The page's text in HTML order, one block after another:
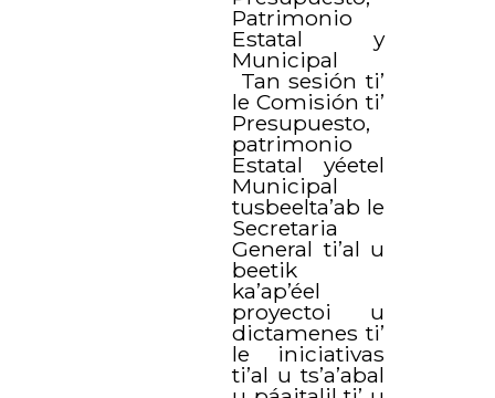
Patrimonio
Estatal y
Municipal
Tan sesión ti’
le Comisión ti’
Presupuesto,
patrimonio
Estatal yéetel
Municipal
tusbeelta’ab le
Secretaria
General ti’al u
beetik
ka’ap’éel
proyectoi u
dictamenes ti’
le iniciativas
ti’al u ts’a’abal